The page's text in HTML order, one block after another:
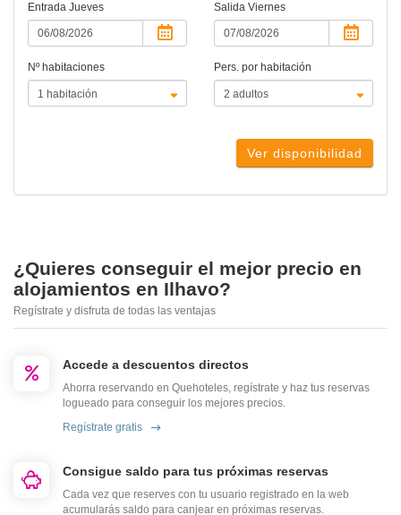
Entrada Jueves Salida Viernes
Nº habitaciones Pers. por habitación
Ver disponibilidad
¿Quieres conseguir el mejor precio en
alojamientos en Ilhavo?
Regístrate y disfruta de todas las ventajas
Accede a descuentos directos
Ahorra reservando en Quehoteles, regístrate y haz tus reservas
logueado para conseguir los mejores precios.
Regístrate gratis
Consigue saldo para tus próximas reservas
Cada vez que reserves con tu usuario registrado en la web
acumularás saldo para canjear en próximas reservas.